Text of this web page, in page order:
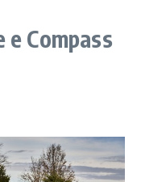
e Compass